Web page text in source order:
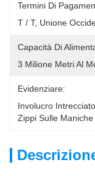
Termini Di
T / T, Unione
Capacità Di
3 Milione Metri Al
Evidenziare:
Involucro
Zippi Sulle